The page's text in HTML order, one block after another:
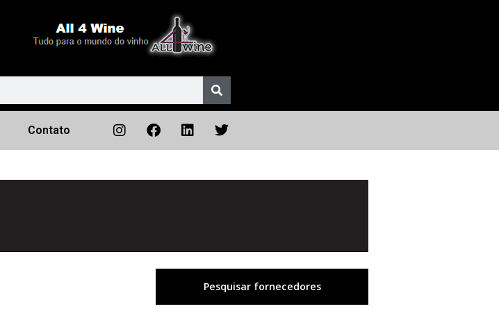
Contato
Próximo
Pesquisar fornecedores